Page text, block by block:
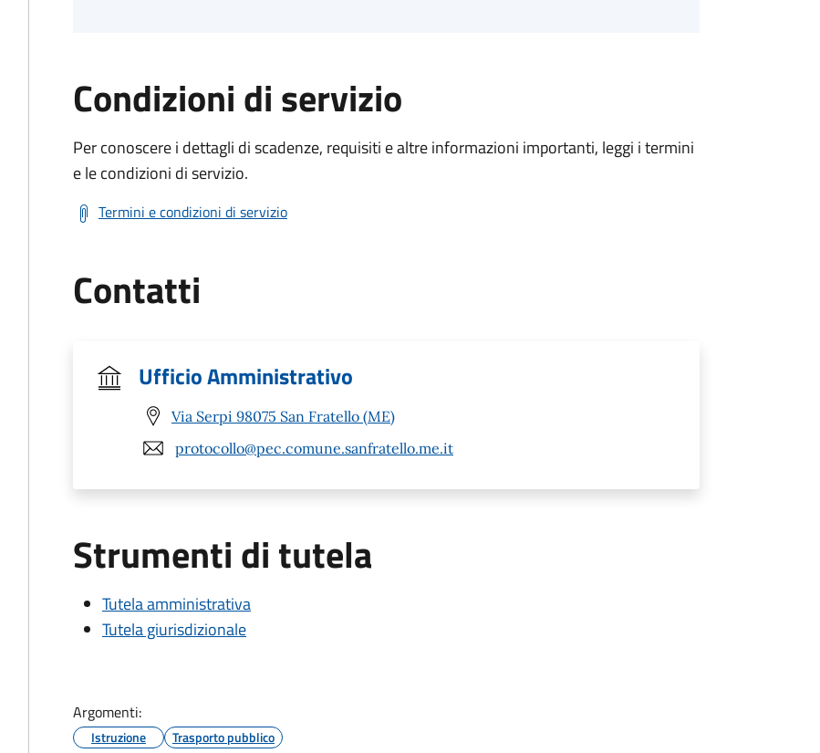
Condizioni di servizio
Per conoscere i dettagli di scadenze, requisiti e altre informazioni importanti, leggi i termini
e le condizioni di servizio.
Termini e condizioni di servizio
Contatti
Ufficio Amministrativo
Via Serpi 98075 San Fratello (ME)
protocollo@pec.comune.sanfratello.me.it
Strumenti di tutela
Tutela amministrativa
Tutela giurisdizionale
Argomenti:
Istruzione Trasporto pubblico